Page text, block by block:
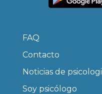
FAQ
Contacto
Noticias de
Soy psicólogo